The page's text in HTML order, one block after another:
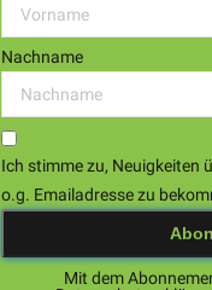
Nachname
Ich stimme zu, Neuigkeiten
o.g. Emailadresse zu
Mit dem